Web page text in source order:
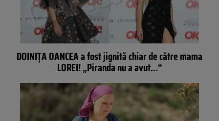
DOINIŢA OANCEA a fost jignită chiar de către mama
LOREI! „Piranda nu a avut…“